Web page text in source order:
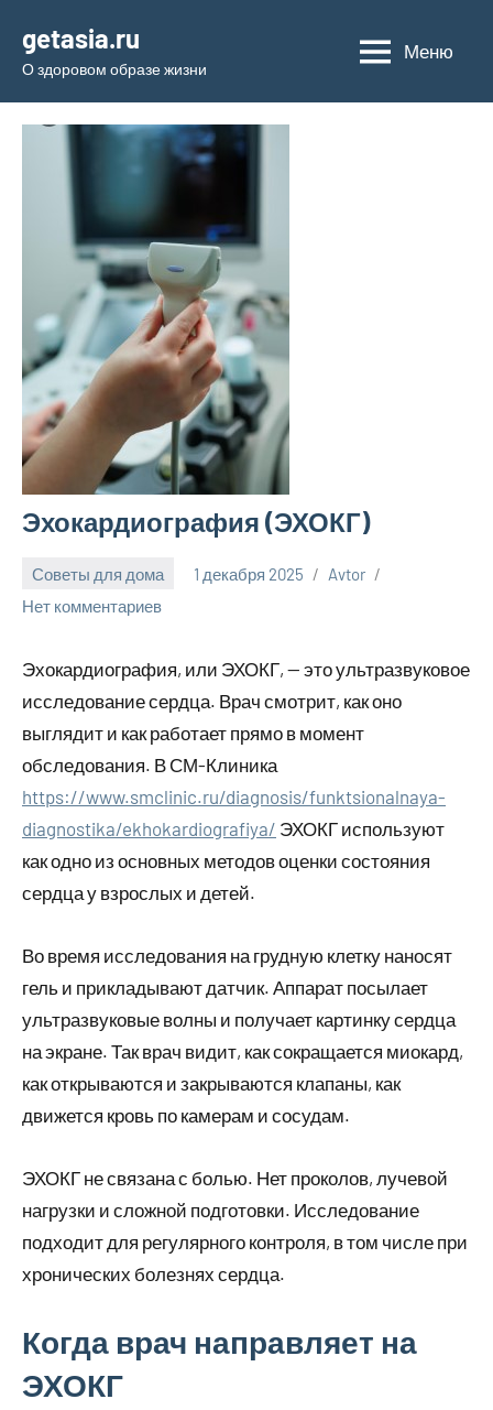
содержимому
getasia.ru
О здоровом образе жизни
Меню
Эхокардиография (ЭХОКГ)
Советы для дома 1 декабря 2025
Avtor
Нет комментариев
Эхокардиография, или ЭХОКГ, — это ультразвуковое
исследование сердца. Врач смотрит, как оно
выглядит и как работает прямо в момент
обследования. В СМ-Клиника
https://www.smclinic.ru/diagnosis/funktsionalnaya-
diagnostika/ekhokardiografiya/ ЭХОКГ используют
как одно из основных методов оценки состояния
сердца у взрослых и детей.
Во время исследования на грудную клетку наносят
гель и прикладывают датчик. Аппарат посылает
ультразвуковые волны и получает картинку сердца
на экране. Так врач видит, как сокращается миокард,
как открываются и закрываются клапаны, как
движется кровь по камерам и сосудам.
ЭХОКГ не связана с болью. Нет проколов, лучевой
нагрузки и сложной подготовки. Исследование
подходит для регулярного контроля, в том числе при
хронических болезнях сердца.
Когда врач направляет на
ЭХОКГ